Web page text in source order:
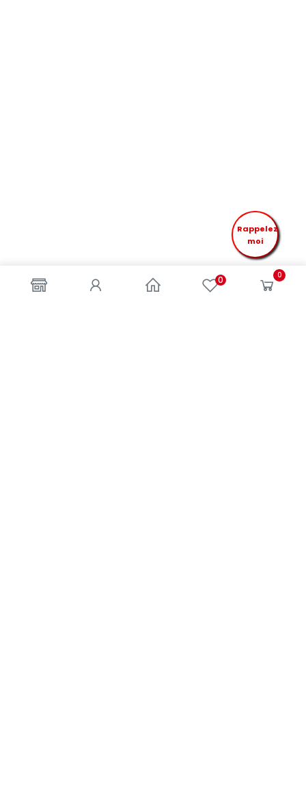
0 0
Rappelez
moi